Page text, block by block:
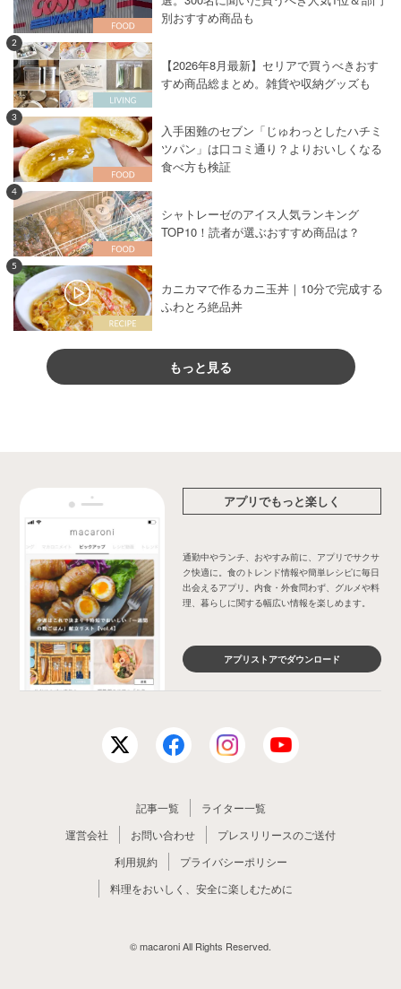
別おすすめ商品も
2
【2026年8月最新】セリアで買うべきおす
すめ商品総まとめ。雑貨や収納グッズも
3
入手困難のセブン「じゅわっとしたハチミ
ツパン」は口コミ通り？よりおいしくなる
食べ方も検証
4
シャトレーゼのアイス人気ランキング
TOP10！読者が選ぶおすすめ商品は？
5
カニカマで作るカニ玉丼｜10分で完成する
ふわとろ絶品丼
もっと見る
アプリでもっと楽しく
通勤中やランチ、おやすみ前に、アプリでサクサ
ク快適に。食のトレンド情報や簡単レシピに毎日
出会えるアプリ。内食・外食問わず、グルメや料
理、暮らしに関する幅広い情報を楽しめます。
アプリストアでダウンロード
記事一覧
ライター一覧
運営会社
お問い合わせ
プレスリリースのご送付
利用規約
プライバシーポリシー
料理をおいしく、安全に楽しむために
© macaroni All Rights Reserved.